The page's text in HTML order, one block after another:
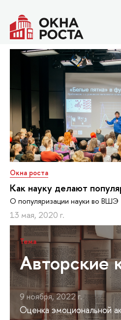
Окна роста
Как науку делают
О популяризации науки во ВШЭ
13 мая, 2020 г.
Тема
Авторские
9 ноября, 2022 г.
Оценка эмоциональной